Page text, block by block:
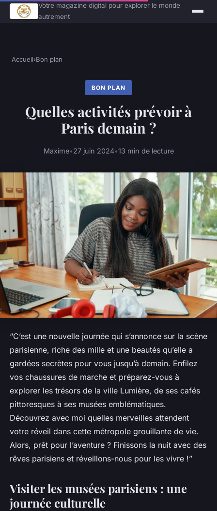
Votre magazine digital pour explorer le monde
autrement
Accueil›Bon plan
BON PLAN
Quelles activités prévoir à
Paris demain ?
Maxime•27 juin 2024•13 min de lecture
“C’est une nouvelle journée qui s’annonce sur la scène
parisienne, riche des mille et une beautés qu’elle a
gardées secrètes pour vous jusqu’à demain. Enfilez
vos chaussures de marche et préparez-vous à
explorer les trésors de la ville Lumière, de ses cafés
pittoresques à ses musées emblématiques.
Découvrez avec moi quelles merveilles attendent
votre réveil dans cette métropole grouillante de vie.
Alors, prêt pour l’aventure ? Finissons la nuit avec des
rêves parisiens et réveillons-nous pour les vivre !”
Visiter les musées parisiens : une
journée culturelle